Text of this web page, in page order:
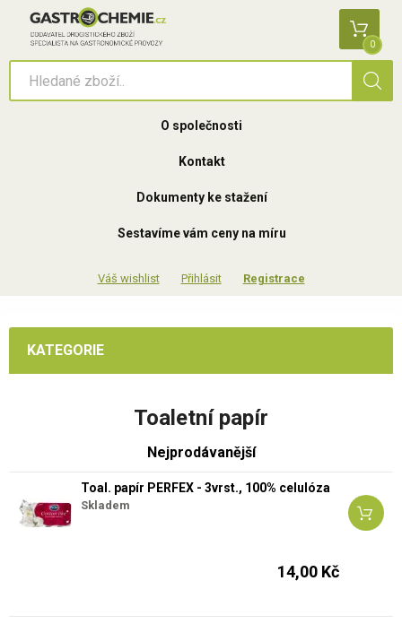
0
O společnosti
Kontakt
Dokumenty ke stažení
Sestavíme vám ceny na míru
Přihlásit Registrace
KATEGORIE
Toaletní papír
Nejprodávanější
Toal. papír PERFEX - 3vrst., 100% celulóza
Skladem
14,00 Kč